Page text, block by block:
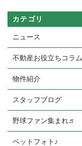
カテゴリ
ニュース
不動産お役立ちコラム
物件紹介
スタッフブログ
野球ファン集まれ♬
ペットフォト♪